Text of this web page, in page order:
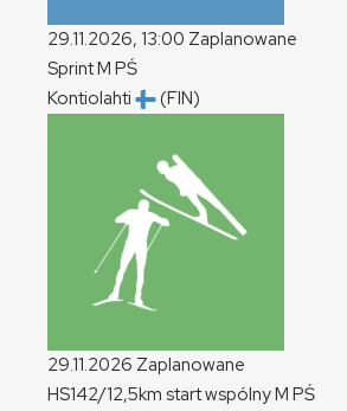
29.11.2026, 13:00 Zaplanowane
SprintM PŚ
Kontiolahti
(FIN)
29.11.2026 Zaplanowane
HS142/12,5km start wspólnyM PŚ